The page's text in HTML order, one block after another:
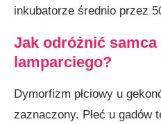
inkubatorze średnio przez
Jak odróżnić
lamparciego?
Dymorfizm płciowy u
zaznaczony. Płeć u gadów